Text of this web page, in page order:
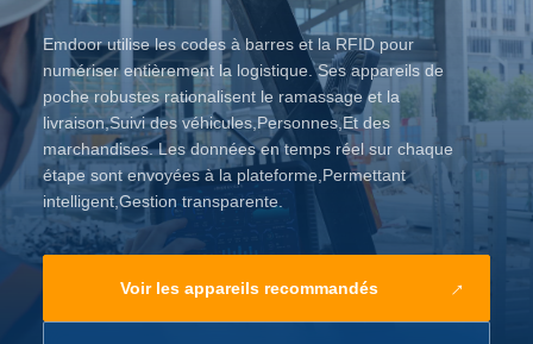
Emdoor utilise les codes à barres et la RFID pour
numériser entièrement la logistique. Ses appareils de
poche robustes rationalisent le ramassage et la
livraison,Suivi des véhicules,Personnes,Et des
marchandises. Les données en temps réel sur chaque
étape sont envoyées à la plateforme,Permettant
intelligent,Gestion transparente.
Voir les appareils recommandés